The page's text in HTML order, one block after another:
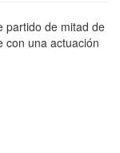
partido de mitad de
con una actuación